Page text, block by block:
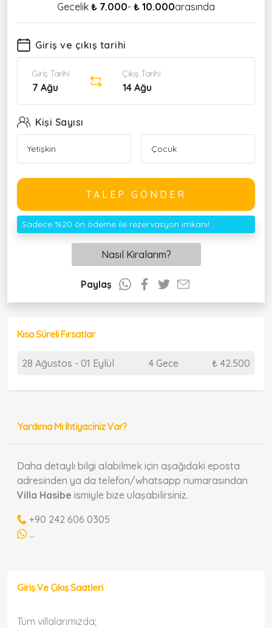
Gecelik ₺ 7.000- ₺ 10.000arasında
Giriş ve çıkış tarihi
Giriş Tarihi
7 Ağu
Çıkış Tarihi
14 Ağu
Kişi Sayısı
TALEP GÖNDER
Sadece %20 ön ödeme ile rezervasyon imkanı!
Nasıl Kiralarım?
Paylaş
Kısa Süreli Fırsatlar
28 Ağustos - 01 Eylül 4 Gece ₺ 42.500
Yardıma Mı İhtiyaciniz Var?
Daha detaylı bilgi alabilmek için aşağıdaki eposta
adresinden ya da telefon/whatsapp numarasından
Villa Hasibe ismiyle bize ulaşabilirsiniz.
+90 242 606 0305
...
Giriş Ve Çıkış Saatleri
Tüm villalarımızda;